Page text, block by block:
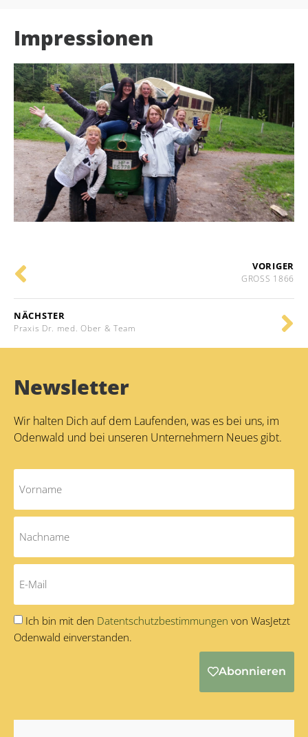
Impressionen
VORIGER
GROSS 1866
NÄCHSTER
Praxis Dr. med. Ober & Team
Newsletter
Wir halten Dich auf dem Laufenden, was es bei uns, im
Odenwald und bei unseren Unternehmern Neues gibt.
Ich bin mit den Datentschutzbestimmungen von WasJetzt
Odenwald einverstanden.
Abonnieren